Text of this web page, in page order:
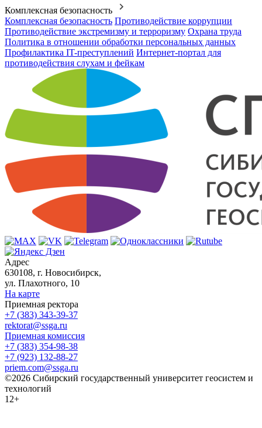
Комплексная безопасность
Комплексная безопасность Противодействие коррупции
Противодействие экстремизму и терроризму Охрана труда
Политика в отношении обработки персональных данных
Профилактика IT-преступлений Интернет-портал для
противодействия слухам и фейкам
Адрес
630108, г. Новосибирск,
ул. Плахотного, 10
На карте
Приемная ректора
+7 (383) 343-39-37
rektorat@ssga.ru
Приемная комиссия
+7 (383) 354-98-38
+7 (923) 132-88-27
priem.com@ssga.ru
©2026 Сибирский государственный университет геосистем и
технологий
12+